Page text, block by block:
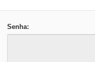
Senha: